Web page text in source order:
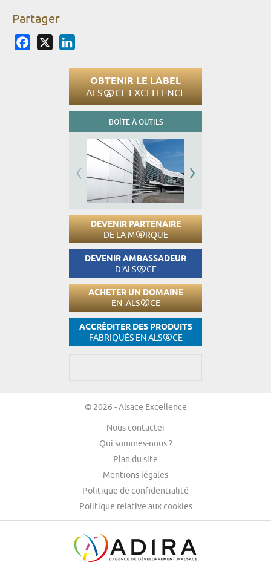
Partager
Facebook
OBTENIR LE LABEL
ALS CE EXCELLENCE
BOÎTE À OUTILS
DEVENIR PARTENAIRE
DE LA M RQUE
DEVENIR AMBASSADEUR
D'ALS CE
ACHETER UN DOMAINE
EN .ALS CE
ACCRÉDITER DES PRODUITS
FABRIQUÉS EN ALS CE
© 2026 - Alsace Excellence
Nous contacter
Qui sommes-nous ?
Plan du site
Mentions légales
Politique de confidentialité
Politique relative aux cookies